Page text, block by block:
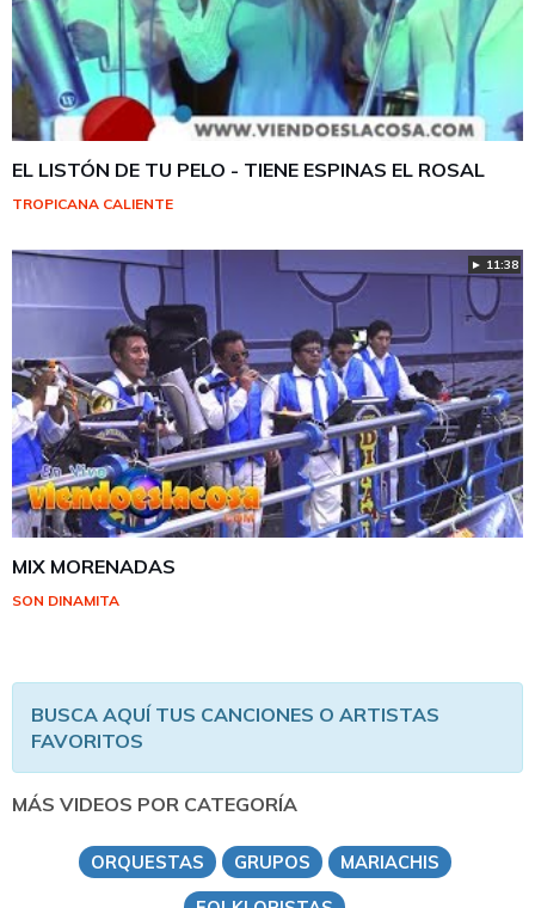
EL LISTÓN DE TU PELO - TIENE ESPINAS EL ROSAL
TROPICANA CALIENTE
► 11:38
MIX MORENADAS
SON DINAMITA
BUSCA AQUÍ TUS CANCIONES O ARTISTAS
FAVORITOS
MÁS VIDEOS POR CATEGORÍA
ORQUESTAS GRUPOS
MARIACHIS